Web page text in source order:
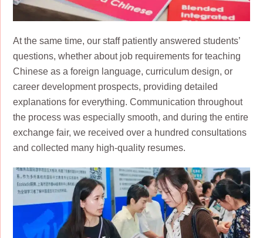
At the same time, our staff patiently answered students’
questions, whether about job requirements for teaching
Chinese as a foreign language, curriculum design, or
career development prospects, providing detailed
explanations for everything. Communication throughout
the process was especially smooth, and during the entire
exchange fair, we received over a hundred consultations
and collected many high-quality resumes.